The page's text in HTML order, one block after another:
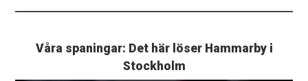
Våra spaningar: Det här löser Hammarby i
Stockholm